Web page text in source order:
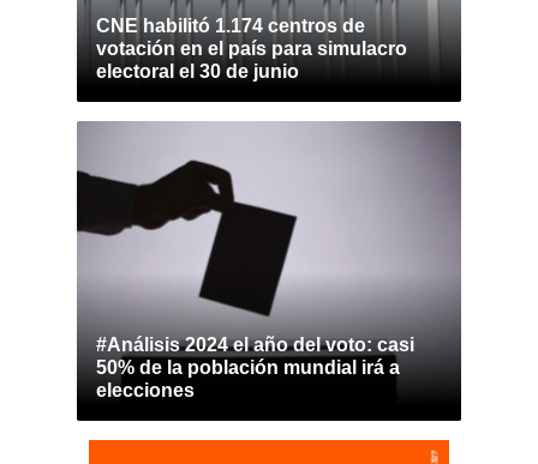
CNE habilitó 1.174 centros de
votación en el país para simulacro
electoral el 30 de junio
#Análisis 2024 el año del voto: casi
50% de la población mundial irá a
elecciones